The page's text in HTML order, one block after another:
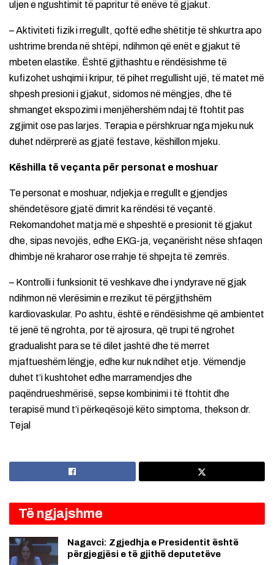
uljen e ngushtimit të papritur të enëve të gjakut.
– Aktiviteti fizik i rregullt, qoftë edhe shëtitje të shkurtra apo
ushtrime brenda në shtëpi, ndihmon që enët e gjakut të
mbeten elastike. Është gjithashtu e rëndësishme të
kufizohet ushqimi i kripur, të pihet rregullisht ujë, të matet më
shpesh presioni i gjakut, sidomos në mëngjes, dhe të
shmanget ekspozimi i menjëhershëm ndaj të ftohtit pas
zgjimit ose pas larjes. Terapia e përshkruar nga mjeku nuk
duhet ndërprerë as gjatë festave, këshillon mjeku.
Këshilla të veçanta për personat e moshuar
Te personat e moshuar, ndjekja e rregullt e gjendjes
shëndetësore gjatë dimrit ka rëndësi të veçantë.
Rekomandohet matja më e shpeshtë e presionit të gjakut
dhe, sipas nevojës, edhe EKG-ja, veçanërisht nëse shfaqen
dhimbje në kraharor ose rrahje të shpejta të zemrës.
– Kontrolli i funksionit të veshkave dhe i yndyrave në gjak
ndihmon në vlerësimin e rrezikut të përgjithshëm
kardiovaskular. Po ashtu, është e rëndësishme që ambientet
të jenë të ngrohta, por të ajrosura, që trupi të ngrohet
gradualisht para se të dilet jashtë dhe të merret
mjaftueshëm lëngje, edhe kur nuk ndihet etje. Vëmendje
duhet t’i kushtohet edhe marramendjes dhe
paqëndrueshmërisë, sepse kombinimi i të ftohtit dhe
terapisë mund t’i përkeqësojë këto simptoma, thekson dr.
Tejal
Të ngjajshme
Nagavci: Zgjedhja e Presidentit është
përgjegjësi e të gjithë deputetëve